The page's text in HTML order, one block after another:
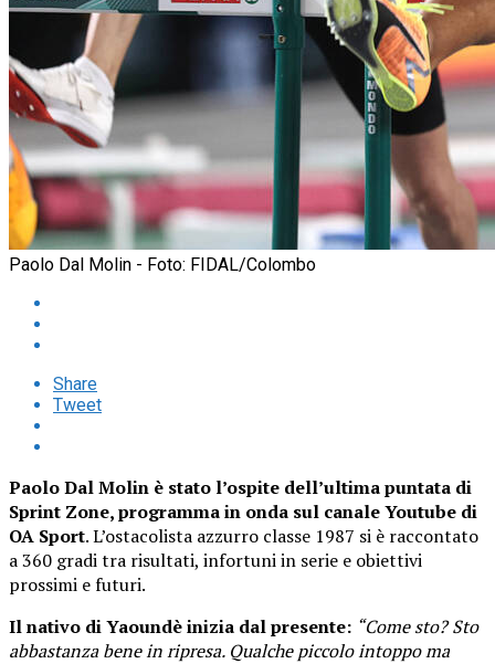
Paolo Dal Molin - Foto: FIDAL/Colombo
Share
Tweet
Paolo Dal Molin è stato l’ospite dell’ultima puntata di
Sprint Zone, programma in onda sul canale Youtube di
OA Sport. L’ostacolista azzurro classe 1987 si è raccontato
a 360 gradi tra risultati, infortuni in serie e obiettivi
prossimi e futuri.
Il nativo di Yaoundè inizia dal presente: “Come sto? Sto
abbastanza bene in ripresa. Qualche piccolo intoppo ma